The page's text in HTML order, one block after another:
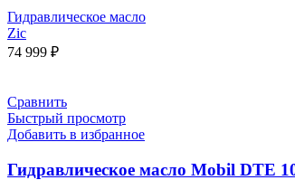
Гидравлическое масло
Zic
74 999 ₽
Сравнить
Быстрый просмотр
Добавить в избранное
Гидравлическое масло Mobil DTE